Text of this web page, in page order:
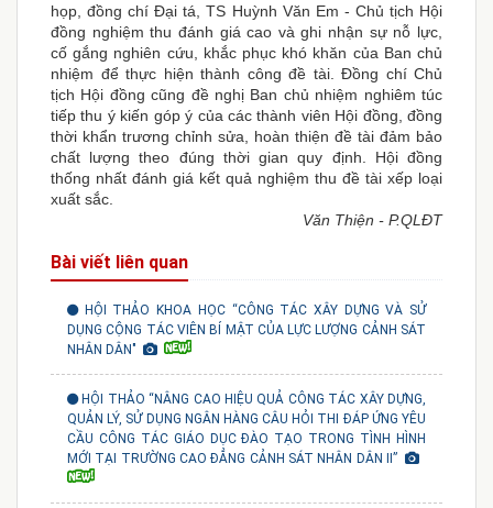
họp, đồng chí Đại tá, TS Huỳnh Văn Em - Chủ tịch Hội
đồng nghiệm thu đánh giá cao và ghi nhận sự nỗ lực,
cố gắng nghiên cứu, khắc phục khó khăn của Ban chủ
nhiệm để thực hiện thành công đề tài. Đồng chí Chủ
tịch Hội đồng cũng đề nghị Ban chủ nhiệm nghiêm túc
tiếp thu ý kiến góp ý của các thành viên Hội đồng, đồng
thời khẩn trương chỉnh sửa, hoàn thiện đề tài đảm bảo
chất lượng theo đúng thời gian quy định. Hội đồng
thống nhất đánh giá kết quả nghiệm thu đề tài xếp loại
xuất sắc.
Văn Thiện - P.QLĐT
Bài viết liên quan
HỘI THẢO KHOA HỌC “CÔNG TÁC XÂY DỰNG VÀ SỬ
DỤNG CỘNG TÁC VIÊN BÍ MẬT CỦA LỰC LƯỢNG CẢNH SÁT
NHÂN DÂN"
HỘI THẢO “NÂNG CAO HIỆU QUẢ CÔNG TÁC XÂY DỰNG,
QUẢN LÝ, SỬ DỤNG NGÂN HÀNG CÂU HỎI THI ĐÁP ỨNG YÊU
CẦU CÔNG TÁC GIÁO DỤC ĐÀO TẠO TRONG TÌNH HÌNH
MỚI TẠI TRƯỜNG CAO ĐẲNG CẢNH SÁT NHÂN DÂN II”